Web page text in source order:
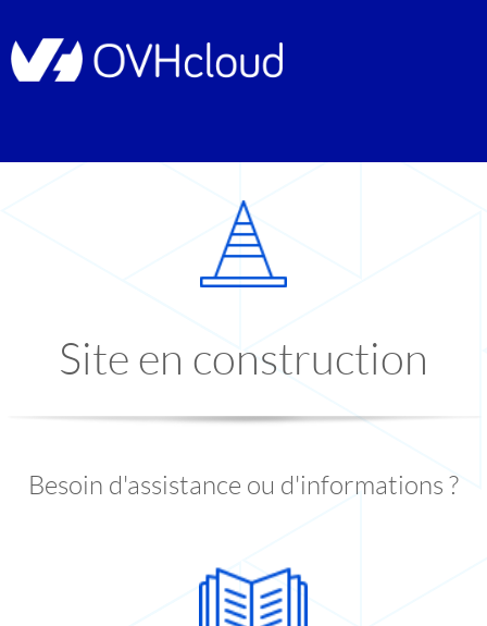
Site en construction
Besoin d'assistance ou d'informations ?